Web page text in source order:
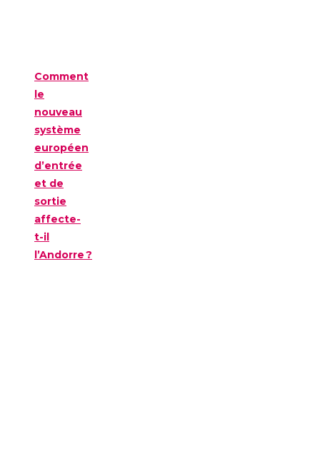
Comment
le
nouveau
système
européen
d’entrée
et de
sortie
affecte-
t-il
l’Andorre ?